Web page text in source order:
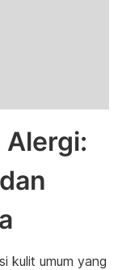
kulit umum yang